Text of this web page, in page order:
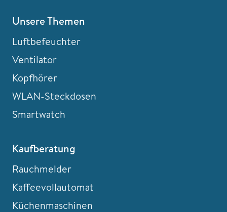
Unsere Themen
Luftbefeuchter
Ventilator
Kopfhörer
WLAN-Steckdosen
Smartwatch
Kaufberatung
Rauchmelder
Kaffeevollautomat
Küchenmaschinen